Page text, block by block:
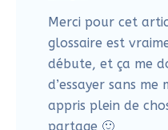
5 jours pour
créer
Une expérience